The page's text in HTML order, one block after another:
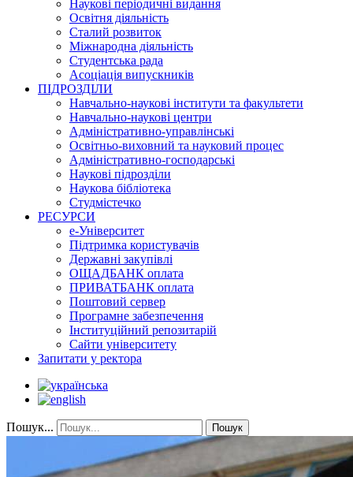
Наукові періодичні видання
Освітня діяльність
Сталий розвиток
Міжнародна діяльність
Студентська рада
Асоціація випускників
ПІДРОЗДІЛИ
Навчально-наукові інститути та факультети
Навчально-наукові центри
Адміністративно-управлінські
Освітньо-виховний та науковий процес
Адміністративно-господарські
Наукові підрозділи
Наукова бібліотека
Студмістечко
РЕСУРСИ
е-Університет
Підтримка користувачів
Державні закупівлі
ОЩАДБАНК оплата
ПРИВАТБАНК оплата
Поштовий сервер
Програмне забезпечення
Інституційний репозитарій
Сайти університету
Запитати у ректора
Пошук... Пошук